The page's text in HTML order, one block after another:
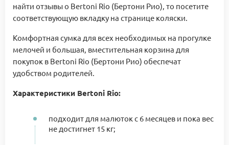
найти отзывы о Bertoni Rio (Бертони Рио), то посетите
соответствующую вкладку на странице коляски.
Комфортная сумка для всех необходимых на прогулке
мелочей и большая, вместительная корзина для
покупок в Bertoni Rio (Бертони Рио) обеспечат
удобством родителей.
Характеристики Bertoni Rio:
подходит для малюток с 6 месяцев и пока вес
не достигнет 15 кг;